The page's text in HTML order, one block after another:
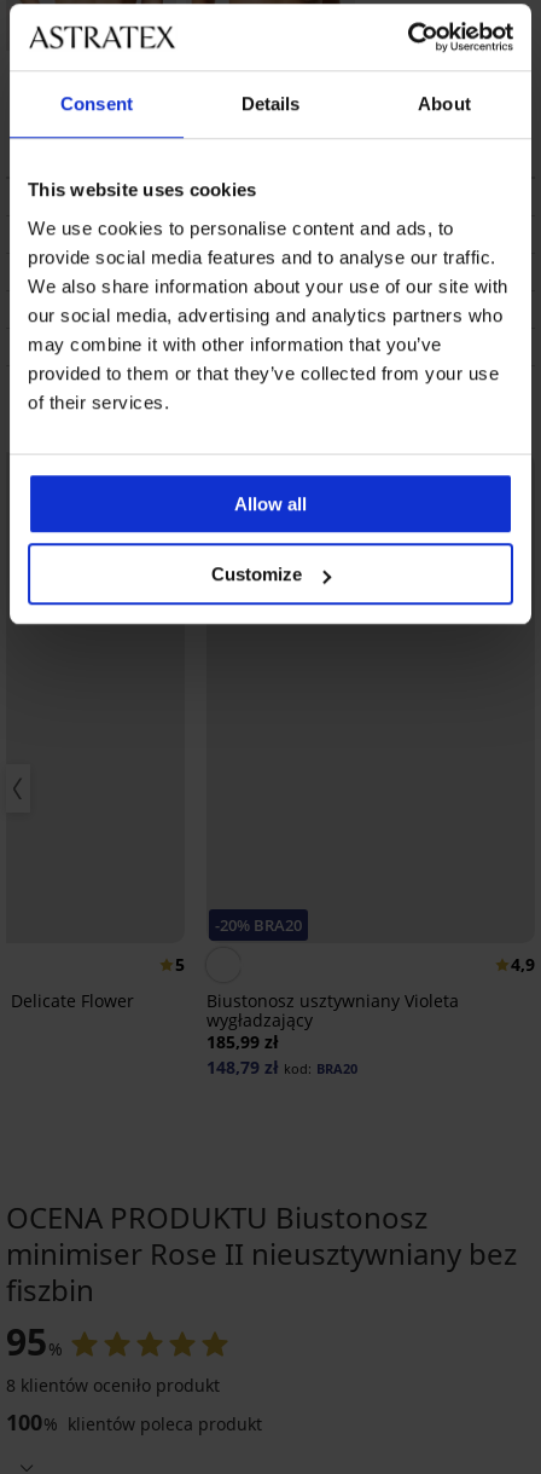
Consent Details About
This website uses cookies
We use cookies to personalise content and ads, to
provide social media features and to analyse our traffic.
We also share information about your use of our site with
our social media, advertising and analytics partners who
may combine it with other information that you’ve
provided to them or that they’ve collected from your use
of their services.
Allow all
Customize
Biustonosz
Comfort bez fiszbin
92,99 zł
Biustonosz
Abby
215,99 zł
OPIS
DOSTAWA I PŁATNOŚĆ
WYMIANA
CZYSZCZENIE I PRANIE
O MARCE
Może Ci się spodobać
5
Delicate Flower
-20% BRA20
4,9
Biustonosz usztywniany Violeta
wygładzający
185,99 zł
148,79 zł kod: BRA20
OCENA PRODUKTU Biustonosz
minimiser Rose II nieusztywniany bez
fiszbin
95%
8 klientów oceniło produkt
100% klientów poleca produkt